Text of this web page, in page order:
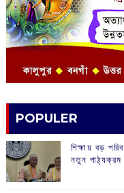
POPULER
শিক্ষায় বড়
নতুন পাঠ্যক্রম